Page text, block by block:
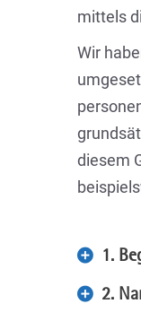
mittels
Wir
diesem
1.
2.